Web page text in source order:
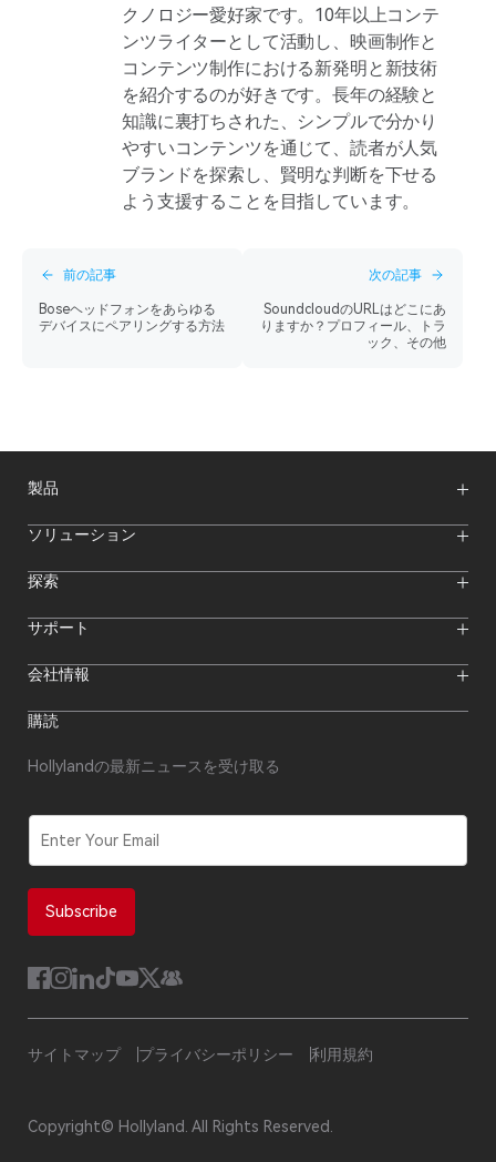
クノロジー愛好家です。10年以上コンテ
ンツライターとして活動し、映画制作と
コンテンツ制作における新発明と新技術
を紹介するのが好きです。長年の経験と
知識に裏打ちされた、シンプルで分かり
やすいコンテンツを通じて、読者が人気
ブランドを探索し、賢明な判断を下せる
よう支援することを目指しています。
前の記事
Boseヘッドフォンをあらゆる
デバイスにペアリングする方法
次の記事
SoundcloudのURLはどこにあ
りますか？プロフィール、トラ
ック、その他
製品
ワイヤレスマイク
インターカムシステム
カメラモニター
ソリューション
ワイヤレスインターカムシステム
探索
オンラインイベント
Hollylandブログ
クリエイター向けリソース
ビデオセンター
サポート
ダウンロード
購入先
代理店になる
修理状況の確認
会社情報
フォーラム
お問い合わせ
コンプライアンス
ソフトウェア更新
購読
Hollylandの最新ニュースを受け取る
E
m
a
i
*
Subscribe
サイトマップ プライバシーポリシー 利用規約
Copyright© Hollyland. All Rights Reserved.